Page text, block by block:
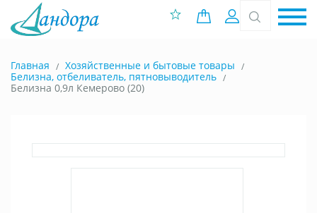
0 позиций
Вход
Главная
Хозяйственные и бытовые товары
Белизна, отбеливатель, пятновыводитель
Белизна 0,9л Кемерово (20)